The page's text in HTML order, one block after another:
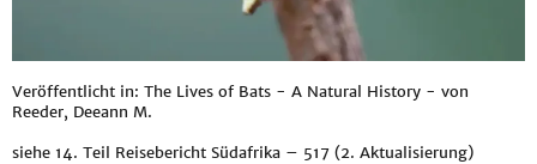
Veröffentlicht in: The Lives of Bats - A Natural History - von
Reeder, Deeann M.
siehe 14. Teil Reisebericht Südafrika – 517 (2. Aktualisierung)